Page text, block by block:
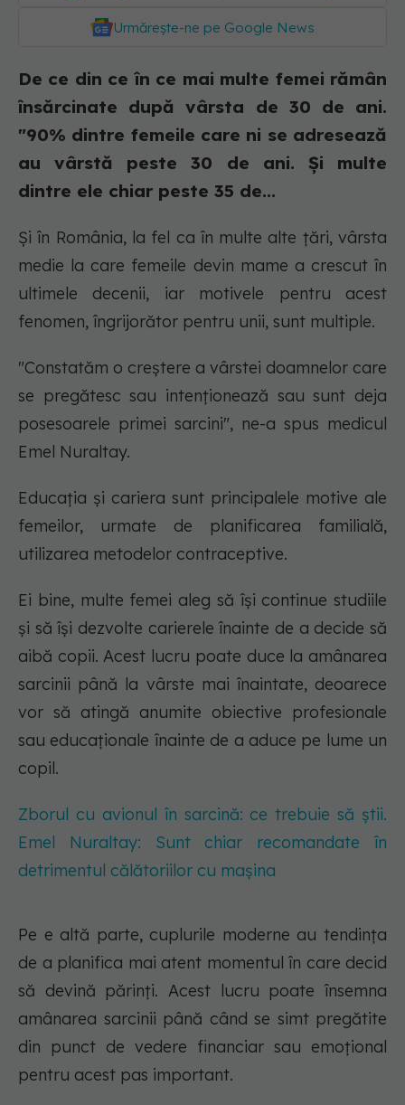
Urmărește-ne pe Google News
De ce din ce în ce mai multe femei rămân
însărcinate după vârsta de 30 de ani.
"90% dintre femeile care ni se adresează
au vârstă peste 30 de ani. Și multe
dintre ele chiar peste 35 de...
Și în România, la fel ca în multe alte țări, vârsta
medie la care femeile devin mame a crescut în
ultimele decenii, iar motivele pentru acest
fenomen, îngrijorător pentru unii, sunt multiple.
"Constatăm o creștere a vârstei doamnelor care
se pregătesc sau intenționează sau sunt deja
posesoarele primei sarcini", ne-a spus medicul
Emel Nuraltay.
Educația și cariera sunt principalele motive ale
femeilor, urmate de planificarea familială,
utilizarea metodelor contraceptive.
Ei bine, multe femei aleg să își continue studiile
și să își dezvolte carierele înainte de a decide să
aibă copii. Acest lucru poate duce la amânarea
sarcinii până la vârste mai înaintate, deoarece
vor să atingă anumite obiective profesionale
sau educaționale înainte de a aduce pe lume un
copil.
Zborul cu avionul în sarcină: ce trebuie să știi.
Emel Nuraltay: Sunt chiar recomandate în
detrimentul călătoriilor cu mașina
Pe e altă parte, cuplurile moderne au tendința
de a planifica mai atent momentul în care decid
să devină părinți. Acest lucru poate însemna
amânarea sarcinii până când se simt pregătite
din punct de vedere financiar sau emoțional
pentru acest pas important.